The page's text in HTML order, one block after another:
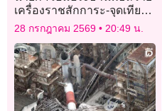
เครื่องราชสักการะ-จุดเทียน
ถวายพระพรชัยมงคลเฉลิม
พระชนมพรรษาพระบาท
สมเด็จพระเจ้าอยู่หัว
28 กรกฎาคม 2569 20:49 น.